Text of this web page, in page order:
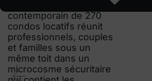
style de vie et à tous les
types de clientèle avec
ses 465 condos locatifs
comprenant 80 types
d’unités différents. Ce
projet transforme le
visage de l’immobilier